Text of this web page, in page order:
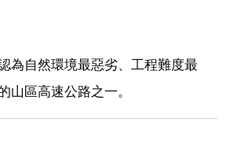
為自然環境最惡劣、工程難度最
山區高速公路之一。